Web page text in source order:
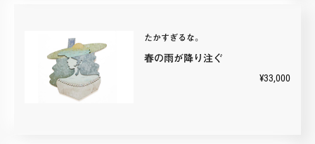
たかすぎるな。
春の雨が降り注ぐ
¥33,000